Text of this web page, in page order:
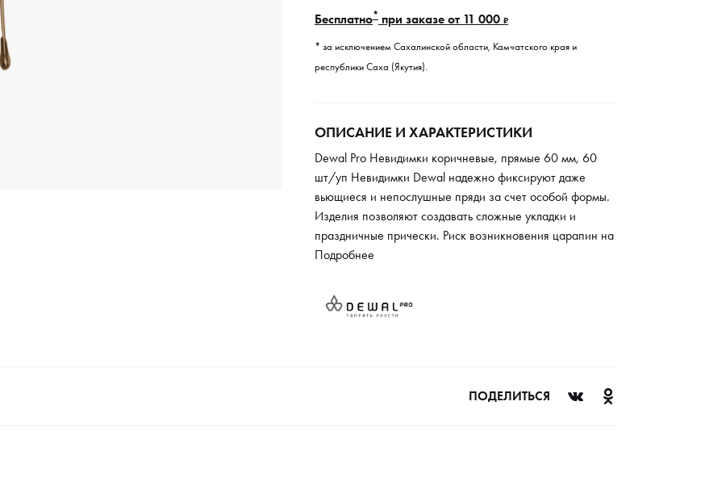
Бесплатно* при заказе от 11 000₽
* за исключением Сахалинской области, Камчатского края и
республики Саха (Якутия).
ОПИСАНИЕ И ХАРАКТЕРИСТИКИ
Dewal Pro Невидимки коричневые, прямые 60 мм, 60
шт/уп Невидимки Dewal надежно фиксируют даже
вьющиеся и непослушные пряди за счет особой формы.
Изделия позволяют создавать сложные укладки и
праздничные прически. Риск возникновения царапин на
коже головы исключается благодаря закругленным
срок, так как металл в течение длительного времени
сохраняет свойства. Невидимки имеют особое
Подробнее
ПОДЕЛИТЬСЯ